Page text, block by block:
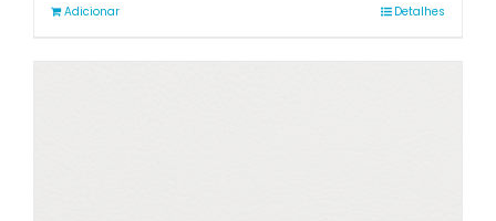
Adicionar Detalhes